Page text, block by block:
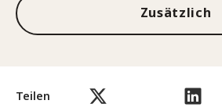
Teilen
Zusätzlich